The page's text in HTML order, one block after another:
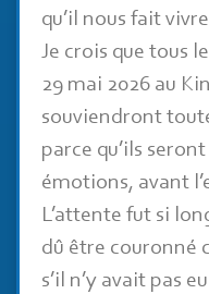
qu’il nous fait
Je crois que tous
29 mai 2026 au
souviendront
parce qu’ils
émotions, avant
L’attente fut si
dû être couronné
s’il n’y avait pas